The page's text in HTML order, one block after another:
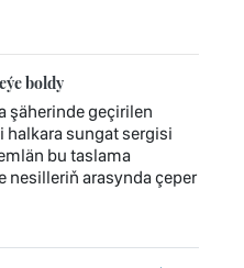
boldy
şäherinde geçirilen
sungat sergisi
bu taslama
nesilleriň arasynda çeper